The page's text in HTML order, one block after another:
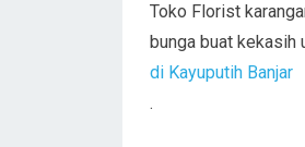
Toko Florist
bunga buat kekasih
di Kayuputih Banjar
.